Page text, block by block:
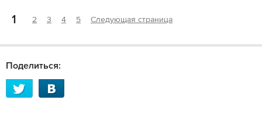
1 2 3 4 5 Следующая страница
Поделиться: